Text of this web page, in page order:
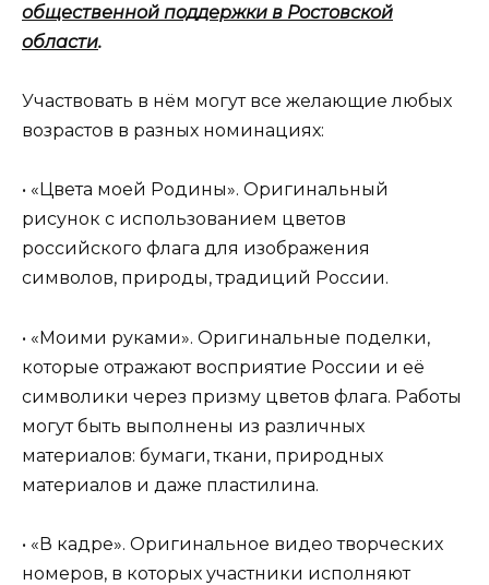
общественной поддержки в Ростовской
области.
Участвовать в нём могут все желающие любых
возрастов в разных номинациях:
• «Цвета моей Родины». Оригинальный
рисунок с использованием цветов
российского флага для изображения
символов, природы, традиций России.
• «Моими руками». Оригинальные поделки,
которые отражают восприятие России и её
символики через призму цветов флага. Работы
могут быть выполнены из различных
материалов: бумаги, ткани, природных
материалов и даже пластилина.
• «В кадре». Оригинальное видео творческих
номеров, в которых участники исполняют